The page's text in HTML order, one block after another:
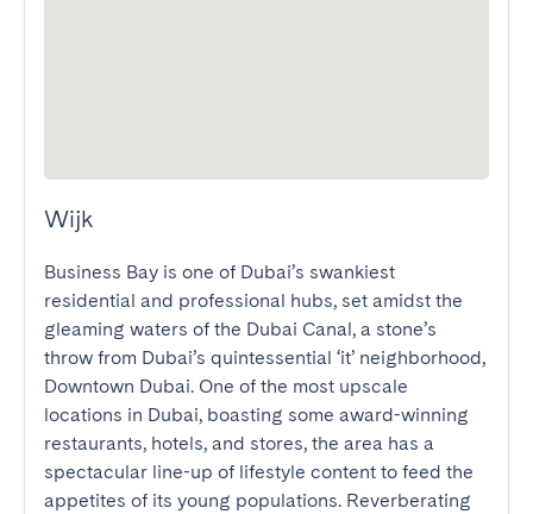
Wijk
Business Bay is one of Dubai’s swankiest
residential and professional hubs, set amidst the
gleaming waters of the Dubai Canal, a stone’s
throw from Dubai’s quintessential ‘it’ neighborhood,
Downtown Dubai. One of the most upscale
locations in Dubai, boasting some award-winning
restaurants, hotels, and stores, the area has a
spectacular line-up of lifestyle content to feed the
appetites of its young populations. Reverberating